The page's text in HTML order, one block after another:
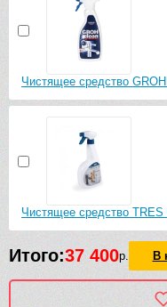
Чистящее средство
Чистящее средство TRES
Итого:37 400р. В